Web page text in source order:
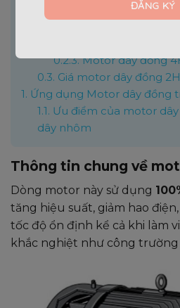
Ứng dụng từng loại
0.2.3.Motor dây đồng
0.3. Giá motor dây đồng
1. Ứng dụng Motor dây đồng
1.1. Ưu điểm của motor
dây nhôm
Thông tin chung về
Dòng motor này sử dụng
tăng hiệu suất, giảm hao
tốc độ ổn định kể cả khi làm
khắc nghiệt như công trường